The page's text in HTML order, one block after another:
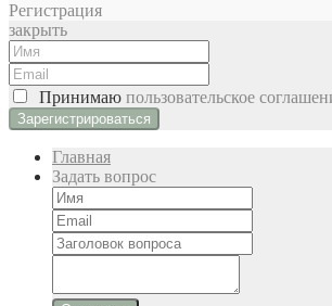
Регистрация
закрыть
Принимаю пользовательское
Главная
Задать вопрос